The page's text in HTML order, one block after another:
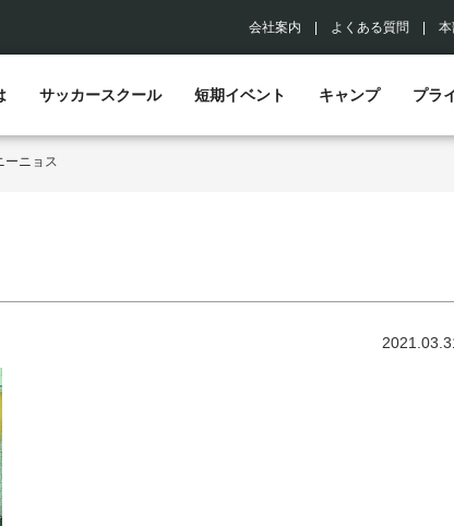
会社案内 よくある質問
サッカースクール 短期イベント キャンプ プラ
ーニョス